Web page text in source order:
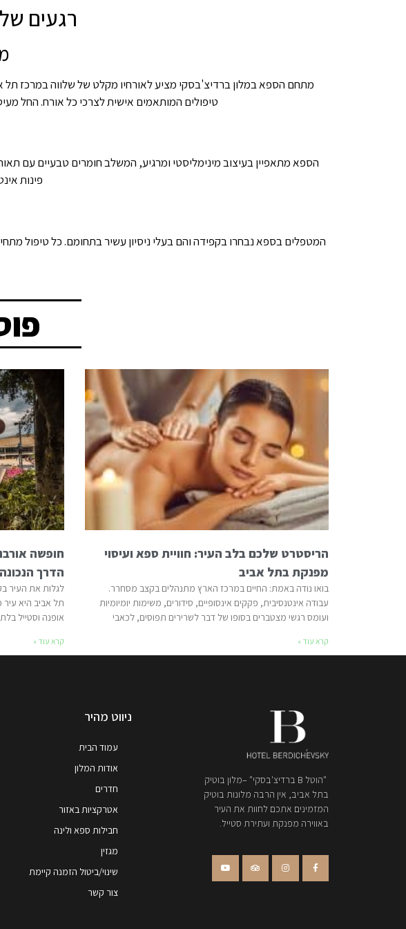
רגעים
מתחם הספא במלון ברדיצ'בסקי מציע לאורחיו מקלט של שלווה במרכז
טיפולים המותאמים אישית לצרכי כל אורח. החל
הספא מתאפיין בעיצוב מינימליסטי ומרגיע, המשלב חומרים טבעיים עם
פינות
המטפלים בספא נבחרו בקפידה והם בעלי ניסיון עשיר בתחומם. כל טיפול
הריסטרט שלכם בלב העיר: חוויית ספא ועיסוי
מפנקת בתל אביב
בואו נודה באמת: החיים במרכז הארץ מתנהלים בקצב מסחרר.
עבודה אינטנסיבית, פקקים אינסופיים, סידורים, משימות יומיומיות
ועומס רגשי מצטברים בסופו של דבר לשרירים תפוסים, לכאבי
קרא עוד »
חופשה
הדרך
לגלות את העיר
תל אביב היא
אופנה וסטייל
קרא עוד »
"הוטל B ברדיצ'בסקי" –מלון בוטיק
בתל אביב, אין הרבה מלונות בוטיק
המזמינים אתכם לחוות את העיר
באווירה מפנקת ועתירת סטייל.
ניווט מהיר
עמוד הבית
אודות המלון
חדרים
אטרקציות באזור
חבילות ספא ולינה
מגזין
שינוי/ביטול הזמנה קיימת
צור קשר